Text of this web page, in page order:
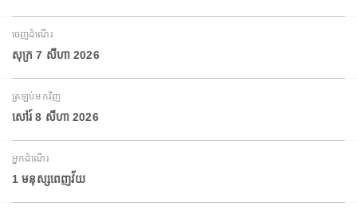
ចេញដំណើរ
សុក្រ 7 សីហា 2026
ត្រឡប់មកវិញ
សៅរ៍ 8 សីហា 2026
អ្នកដំណើរ
1 មនុស្សពេញវ័យ